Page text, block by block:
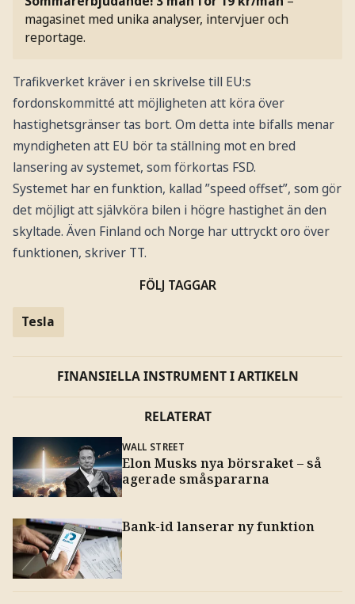
magasinet med unika analyser, intervjuer och
reportage.
Trafikverket kräver i en skrivelse till EU:s
fordonskommitté att möjligheten att köra över
hastighetsgränser tas bort. Om detta inte bifalls menar
myndigheten att EU bör ta ställning mot en bred
lansering av systemet, som förkortas FSD.
Systemet har en funktion, kallad ”speed offset”, som gör
det möjligt att självköra bilen i högre hastighet än den
skyltade. Även Finland och Norge har uttryckt oro över
funktionen, skriver TT.
FÖLJ TAGGAR
Tesla
FINANSIELLA INSTRUMENT I ARTIKELN
RELATERAT
WALL STREET
Elon Musks nya börsraket – så
agerade småspararna
Bank-id lanserar ny funktion